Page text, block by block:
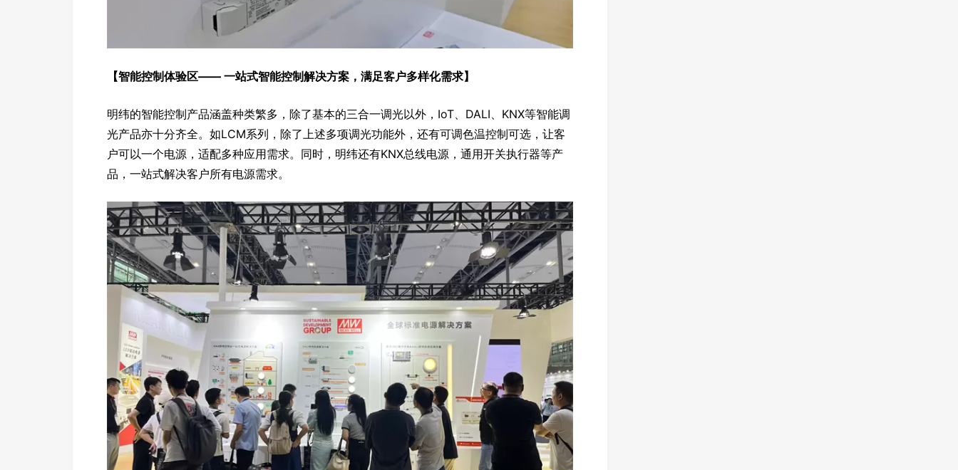
【智能控制体验区—— 一站式智能控制解决方案，满足客户多样化需求】
明纬的智能控制产品涵盖种类繁多，除了基本的三合一调光以外，IoT、DALI、KNX等智能调
光产品亦十分齐全。如LCM系列，除了上述多项调光功能外，还有可调色温控制可选，让客
户可以一个电源，适配多种应用需求。同时，明纬还有KNX总线电源，通用开关执行器等产
品，一站式解决客户所有电源需求。